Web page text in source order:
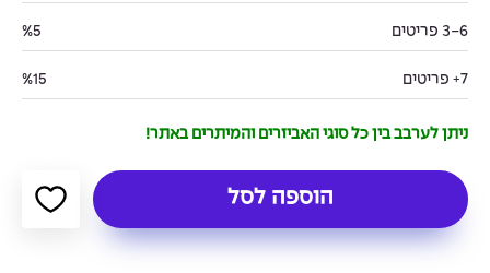
3-6 פריטים %5
7+ פריטים %15
ניתן לערבב בין כל סוגי האביזרים והמיתרים באתר!
הוספה לסל